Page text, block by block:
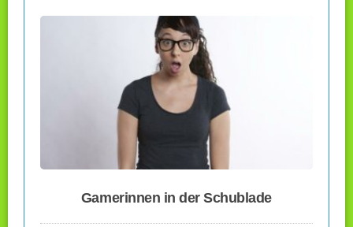
Gamerinnen in der Schublade